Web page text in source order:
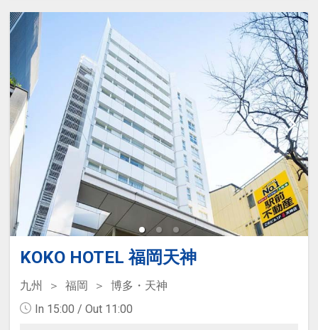
直輸入したブレッドなど、30品目以
上の豊富なメニューを楽しめます。
□時間：06:45～09:00
■大浴場のご案内
地下１階にあるラジウム人工温泉
「旅人の湯」
□営業時間：15:00～翌02:00/翌朝
05:00～10：00
KOKO HOTEL 福岡天神
九州 福岡
博多・天神
In 15:00 / Out 11:00